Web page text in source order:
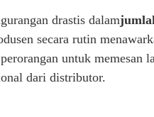
drastis dalam
secara rutin
untuk memesan
dari distributor.